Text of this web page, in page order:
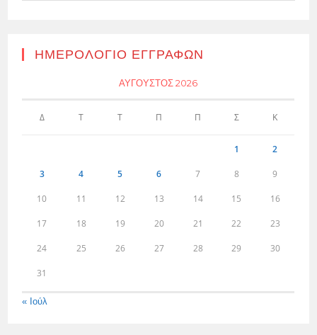
ΗΜΕΡΟΛΌΓΙΟ ΕΓΓΡΑΦΏΝ
ΑΎΓΟΥΣΤΟΣ 2026
Δ Τ Τ Π Π Σ Κ
1 2
3 4 5 6 7 8 9
10 11 12 13 14 15 16
17 18 19 20 21 22 23
24 25 26 27 28 29 30
31
« Ιούλ